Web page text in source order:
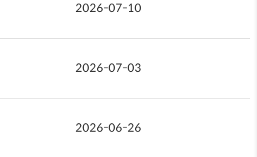
2026-07-10
2026-07-03
2026-06-26